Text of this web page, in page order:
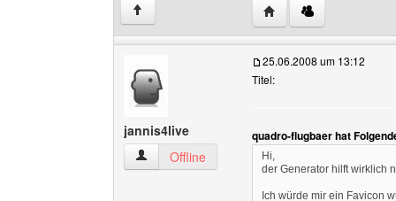
↑ Website dieses
jannis4live
jannis4live Benutzer-Profile anzeigen
Offline
25.06.2008 um 13:12
Titel:
quadro-flugbaer hat
Hi,
der Generator hilft wirklich
Ich würde mir ein Favicon